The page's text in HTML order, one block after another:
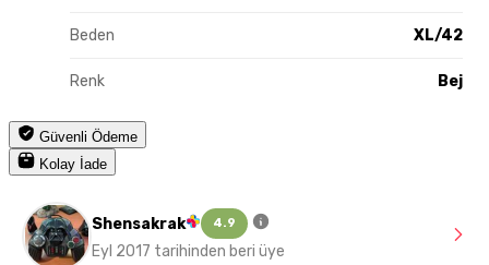
Beden XL/42
Renk Bej
Güvenli Ödeme
Kolay İade
Shensakrak 4.9
Eyl 2017 tarihinden beri üye